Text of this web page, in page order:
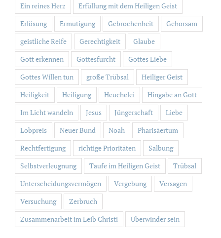
Ein reines Herz
Erfüllung mit dem Heiligen Geist
Erlösung
Ermutigung Gebrochenheit
Gehorsam
geistliche Reife
Gerechtigkeit
Glaube
Gott erkennen
Gottesfurcht
Gottes Liebe
Gottes Willen tun
große Trübsal
Heiliger Geist
Heiligkeit
Heiligung Heuchelei
Hingabe an Gott
Im Licht wandeln
Jesus Jüngerschaft
Liebe
Lobpreis
Neuer Bund Noah
Pharisäertum
Rechtfertigung
richtige Prioritäten
Salbung
Selbstverleugnung
Taufe im Heiligen Geist
Trübsal
Unterscheidungsvermögen
Vergebung
Versagen
Versuchung
Zerbruch
Zusammenarbeit im Leib Christi
Überwinder sein